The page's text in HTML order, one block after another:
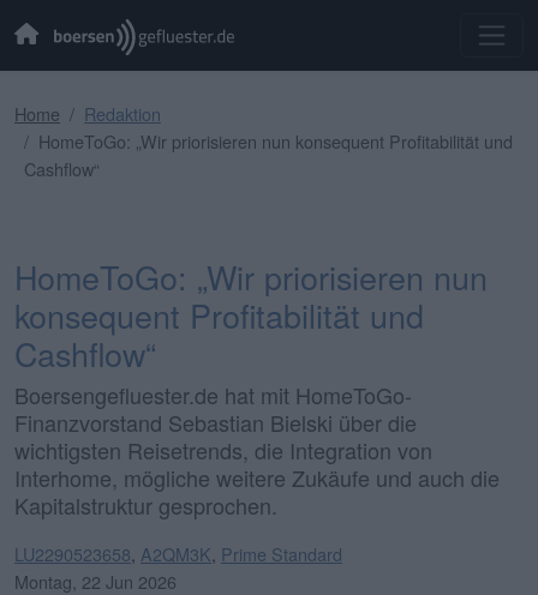
Home
Redaktion
HomeToGo: „Wir priorisieren nun konsequent Profitabilität und
Cashflow“
HomeToGo: „Wir priorisieren nun
konsequent Profitabilität und
Cashflow“
Boersengefluester.de hat mit HomeToGo-
Finanzvorstand Sebastian Bielski über die
wichtigsten Reisetrends, die Integration von
Interhome, mögliche weitere Zukäufe und auch die
Kapitalstruktur gesprochen.
LU2290523658 A2QM3K Prime Standard
Montag, 22 Jun 2026